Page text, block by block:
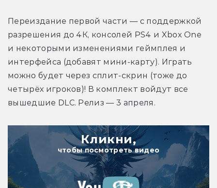
Переиздание первой части — с поддержкой
разрешения до 4К, консолей PS4 и Xbox One
и некоторыми изменениями геймплея и
интерфейса (добавят мини-карту). Играть
можно будет через сплит-скрин (тоже до
четырёх игроков)! В комплект войдут все
вышедшие DLC. Релиз — 3 апреля.
Кликни,
чтобы посмотреть видео